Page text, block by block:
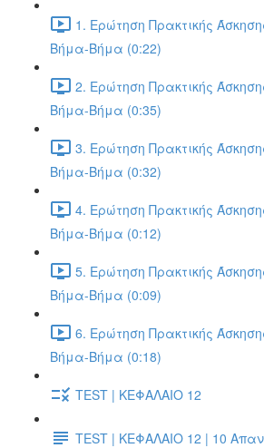
1. Ερώτηση Πρακτικής
Βήμα-Βήμα (0:22)
2. Ερώτηση Πρακτικής
Βήμα-Βήμα (0:35)
3. Ερώτηση Πρακτικής
Βήμα-Βήμα (0:32)
4. Ερώτηση Πρακτικής
Βήμα-Βήμα (0:12)
5. Ερώτηση Πρακτικής
Βήμα-Βήμα (0:09)
6. Ερώτηση Πρακτικής
Βήμα-Βήμα (0:18)
TEST | ΚΕΦΑΛΑΙΟ 12
TEST | ΚΕΦΑΛΑΙΟ 12 | 10